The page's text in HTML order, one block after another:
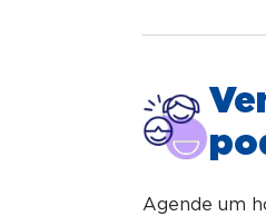
Agende um